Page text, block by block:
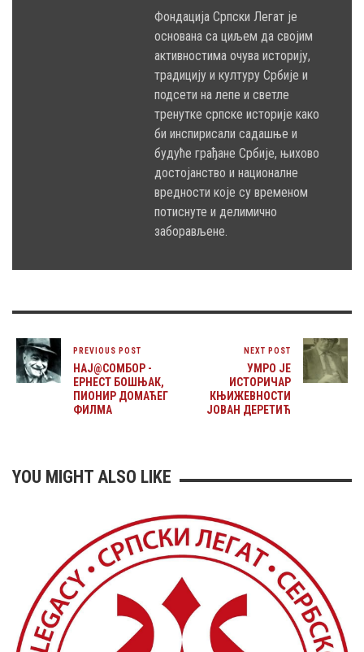
Фондација Српски Легат је
основана са циљем да својим
активностима очува историју,
традицију и културу Србије и
подсети на лепе и светле
тренутке српске историје како
би инспирисали садашње и
будуће грађане Србије, њихово
достојанство и националне
вредности које су временом
потиснуте и делимично
заборављене.
PREVIOUS POST
НАЈ@СОМБОР -
ЕРНЕСТ БОШЊАК,
ПИОНИР ДОМАЋЕГ
ФИЛМА
NEXT POST
УМРО ЈЕ
ИСТОРИЧАР
КЊИЖЕВНОСТИ
ЈОВАН ДЕРЕТИЋ
YOU MIGHT ALSO LIKE